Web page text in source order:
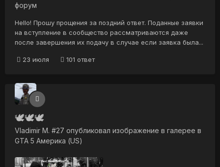
форум
Hello! Прошу прощения за поздний ответ. Поданные заявки
на вступление в сообщество рассматриваются даже
после завершения их подачу в случае если заявка была...
23 июля 101 ответ
🕊️🕊️🕊️
Vladimir M. #27 опубликовал изображение в галерее в
GTA 5 Америка (US)